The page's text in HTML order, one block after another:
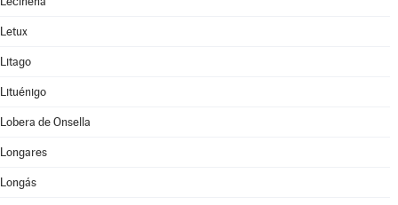
Letux
Litago
Lituénigo
Lobera de Onsella
Longares
Longás